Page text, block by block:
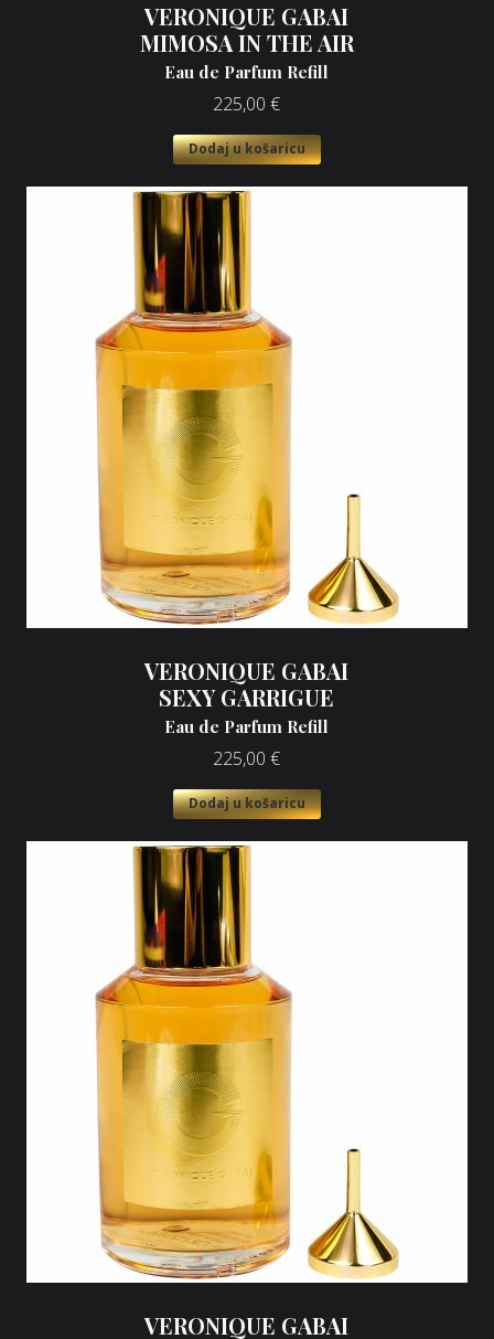
VERONIQUE GABAI
MIMOSA IN THE AIR
Eau de Parfum Refill
225,00 €
Dodaj u košaricu
VERONIQUE GABAI
SEXY GARRIGUE
Eau de Parfum Refill
225,00 €
Dodaj u košaricu
VERONIQUE GABAI